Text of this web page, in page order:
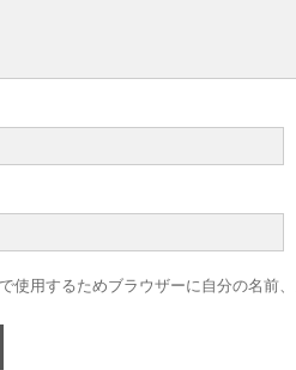
使用するためブラウザーに自分の名前